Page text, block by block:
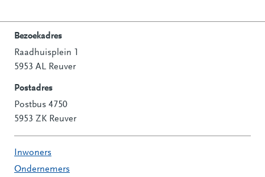
Contactinformatie
Bezoekadres
Raadhuisplein 1
5953 AL Reuver
Postadres
Postbus 4750
5953 ZK Reuver
Inwoners
Ondernemers